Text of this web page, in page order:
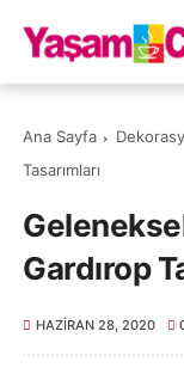
Ana Sayfa
Tasarımları
Gardırop
HAZIRAN 28, 2020